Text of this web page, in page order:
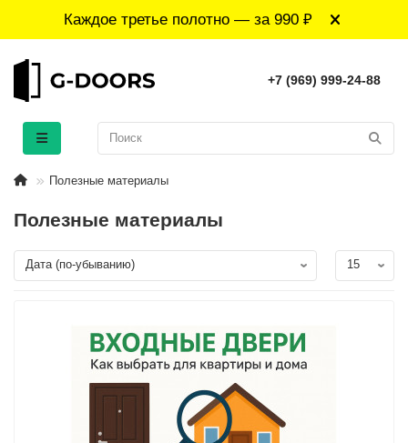
Каждое третье полотно — за 990 ₽
+7 (969) 999-24-88
Полезные материалы
Полезные материалы